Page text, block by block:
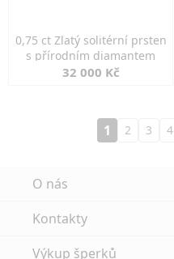
0,75 ct Zlatý solitérní prsten
s přírodním diamantem
32 000 Kč
1 2 3 4
O nás
Kontakty
Výkup šperků